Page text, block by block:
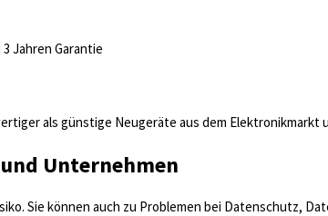
Jahren Garantie
als günstige Neugeräte aus dem Elektronikmarkt
Unternehmen
Sie können auch zu Problemen bei Datenschutz,